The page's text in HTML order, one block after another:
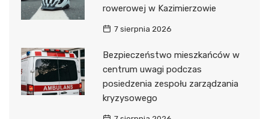
rowerowej w Kazimierzowie
7 sierpnia 2026
Bezpieczeństwo mieszkańców w
centrum uwagi podczas
posiedzenia zespołu zarządzania
kryzysowego